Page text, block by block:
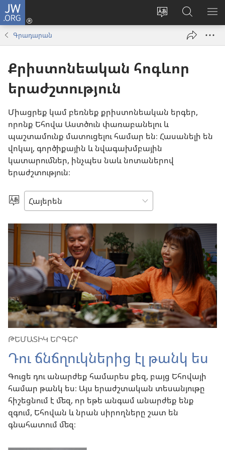
JW.ORG
Փոխել
Մուտքագրվել
(բացվումՈրոնում
JW.ORG
կայքում
Գրադարան
Քրիստոնեական հոգևոր
երաժշտություն
Միացրեք կամ բեռնեք քրիստոնեական երգեր,
որոնք Եհովա Աստծուն փառաբանելու և
պաշտամունք մատուցելու համար են։ Հասանելի են
վոկալ, գործիքային և նվագախմբային
կատարումներ, ինչպես նաև նոտաներով
երաժշտություն։
Ընտրեք
լեզուն
ԹԵՄԱՏԻԿ ԵՐԳԵՐ
Դու ճնճղուկներից էլ թանկ ես
Գուցե դու անարժեք համարես քեզ, բայց Եհովայի
համար թանկ ես։ Այս երաժշտական տեսանյութը
հիշեցնում է մեզ, որ եթե անգամ անարժեք ենք
զգում, Եհովան և նրան սիրողները շատ են
գնահատում մեզ։